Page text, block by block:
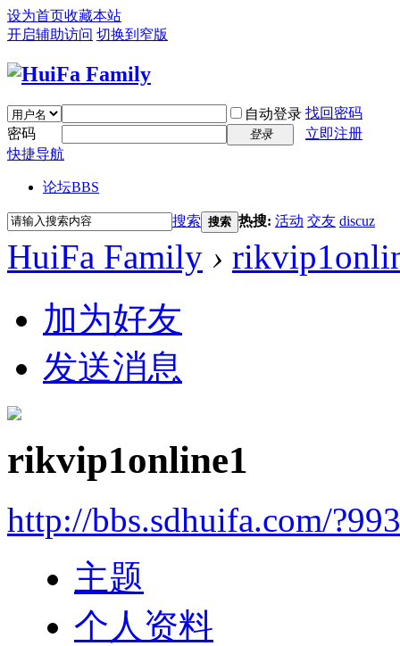
设为首页收藏本站
开启辅助访问 切换到窄版
自动登录 找回密码
密码
登录
立即注册
快捷导航
论坛BBS
搜索 搜索 热搜: 活动 交友 discuz
HuiFa Family ›
加为好友
发送消息
rikvip1online1
http://bbs.sdhuifa.com/
主题
个人资料